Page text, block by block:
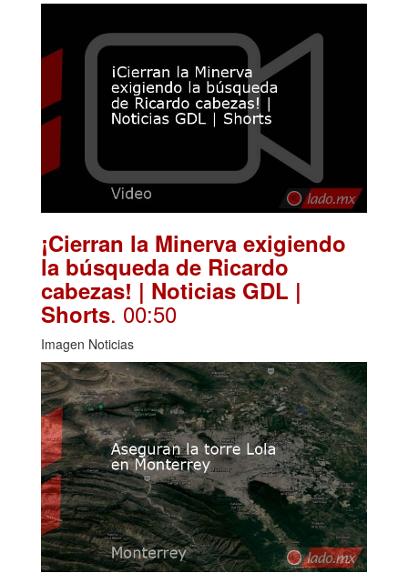
¡Cierran la Minerva exigiendo
la búsqueda de Ricardo
cabezas! | Noticias GDL |
Shorts. 00:50
Imagen Noticias